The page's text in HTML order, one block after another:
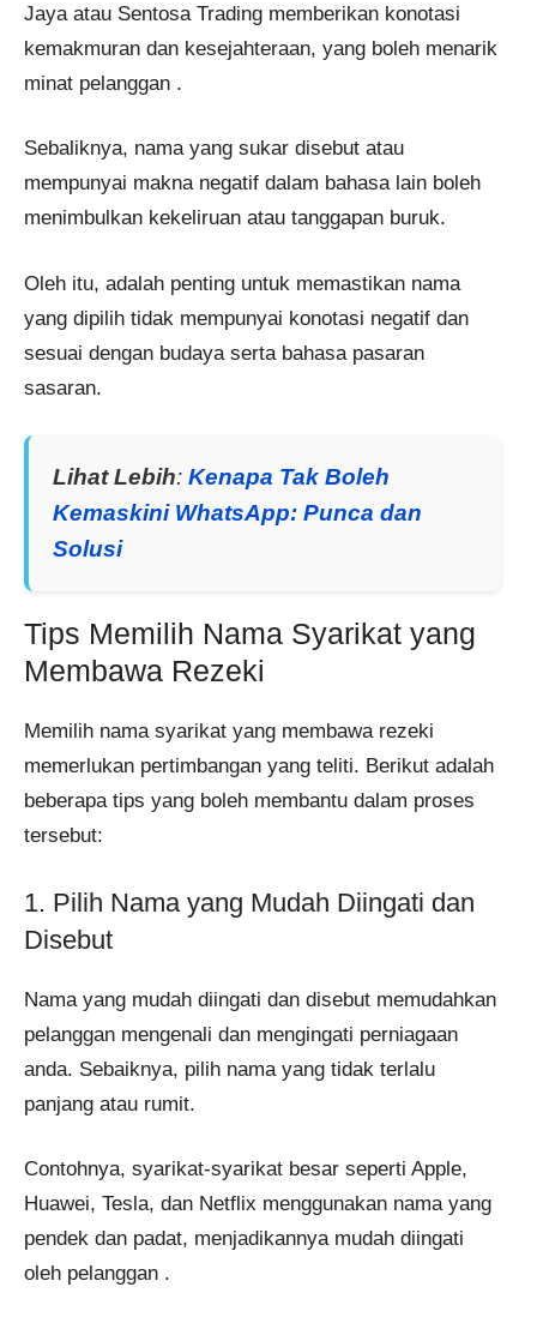
Jaya atau Sentosa Trading memberikan konotasi
kemakmuran dan kesejahteraan, yang boleh menarik
minat pelanggan .
Sebaliknya, nama yang sukar disebut atau
mempunyai makna negatif dalam bahasa lain boleh
menimbulkan kekeliruan atau tanggapan buruk.
Oleh itu, adalah penting untuk memastikan nama
yang dipilih tidak mempunyai konotasi negatif dan
sesuai dengan budaya serta bahasa pasaran
sasaran.
Lihat Lebih: Kenapa Tak Boleh
Kemaskini WhatsApp: Punca dan
Solusi
Tips Memilih Nama Syarikat yang
Membawa Rezeki
Memilih nama syarikat yang membawa rezeki
memerlukan pertimbangan yang teliti. Berikut adalah
beberapa tips yang boleh membantu dalam proses
tersebut:
1. Pilih Nama yang Mudah Diingati dan
Disebut
Nama yang mudah diingati dan disebut memudahkan
pelanggan mengenali dan mengingati perniagaan
anda. Sebaiknya, pilih nama yang tidak terlalu
panjang atau rumit.
Contohnya, syarikat-syarikat besar seperti Apple,
Huawei, Tesla, dan Netflix menggunakan nama yang
pendek dan padat, menjadikannya mudah diingati
oleh pelanggan .